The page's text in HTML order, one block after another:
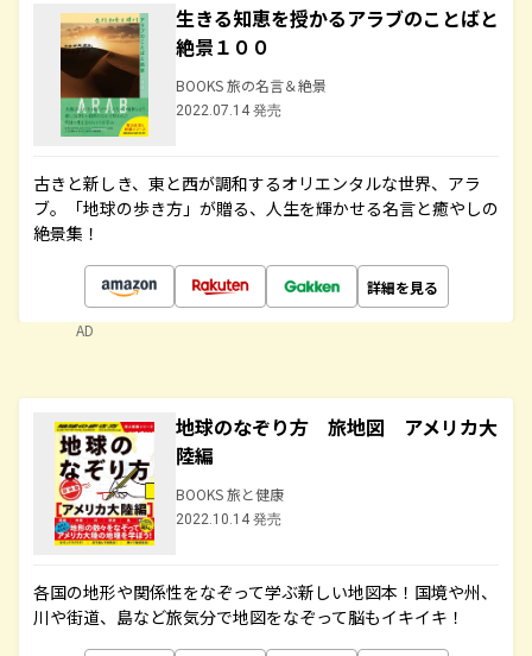
生きる知恵を授かるアラブのことばと
絶景１００
BOOKS 旅の名言＆絶景
2022.07.14 発売
古きと新しき、東と西が調和するオリエンタルな世界、アラ
ブ。「地球の歩き方」が贈る、人生を輝かせる名言と癒やしの
絶景集！
詳細を見る
AD
地球のなぞり方 旅地図 アメリカ大
陸編
BOOKS 旅と健康
2022.10.14 発売
各国の地形や関係性をなぞって学ぶ新しい地図本！国境や州、
川や街道、島など旅気分で地図をなぞって脳もイキイキ！